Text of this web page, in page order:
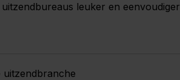
leuker en eenvoudiger